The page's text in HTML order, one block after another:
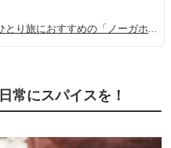
とり旅におすすめの「ノーガホ
常にスパイスを！